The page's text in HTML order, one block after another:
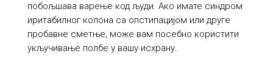
побољшава варење код људи. Ако имате синдром
иритабилног колона са опстипацијом или друге
пробавне сметње, може вам посебно користити
укључивање полбе у вашу исхрану.